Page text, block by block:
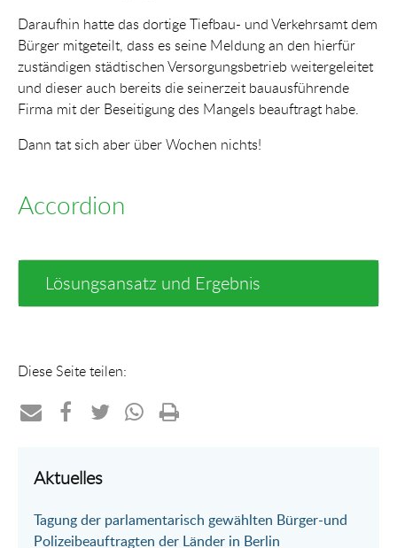
Daraufhin hatte das dortige Tiefbau- und Verkehrsamt dem
Bürger mitgeteilt, dass es seine Meldung an den hierfür
zuständigen städtischen Versorgungsbetrieb weitergeleitet
und dieser auch bereits die seinerzeit bauausführende
Firma mit der Beseitigung des Mangels beauftragt habe.
Dann tat sich aber über Wochen nichts!
Accordion
Lösungsansatz und Ergebnis
Diese Seite teilen:
per
Mail
auf
Aktuelles
Tagung der parlamentarisch gewählten Bürger-und
Polizeibeauftragten der Länder in Berlin